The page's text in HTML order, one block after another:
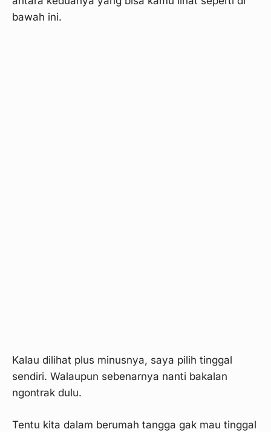
bawah ini.
Kalau dilihat plus minusnya, saya pilih tinggal
sendiri. Walaupun sebenarnya nanti bakalan
ngontrak dulu.
Tentu kita dalam berumah tangga gak mau tinggal